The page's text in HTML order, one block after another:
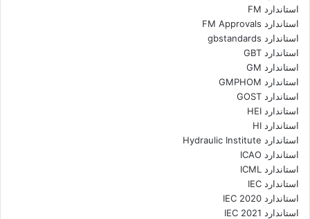
استاندارد FM
استاندارد FM Approvals
استاندارد gbstandards
استاندارد GBT
استاندارد GM
استاندارد GMPHOM
استاندارد GOST
استاندارد HEI
استاندارد HI
استاندارد Hydraulic Institute
استاندارد ICAO
استاندارد ICML
استاندارد IEC
استاندارد IEC 2020
استاندارد IEC 2021